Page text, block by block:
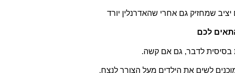
שמחזיק גם אחרי שהאדרנלין יורד
לכם
בסיסית לדבר, גם אם קשה.
לשים את הילדים מעל הצורך לנצח.